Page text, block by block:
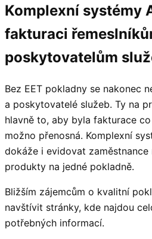
Komplexní systémy
fakturaci
poskytovatelům
Bez EET pokladny se nakonec
a poskytovatelé služeb. Ty na
hlavně to, aby byla fakturace
možno přenosná. Komplexní
dokáže i evidovat
produkty na jedné pokladně.
Bližším zájemcům o kvalitní
navštívit stránky, kde najdou
potřebných informací.